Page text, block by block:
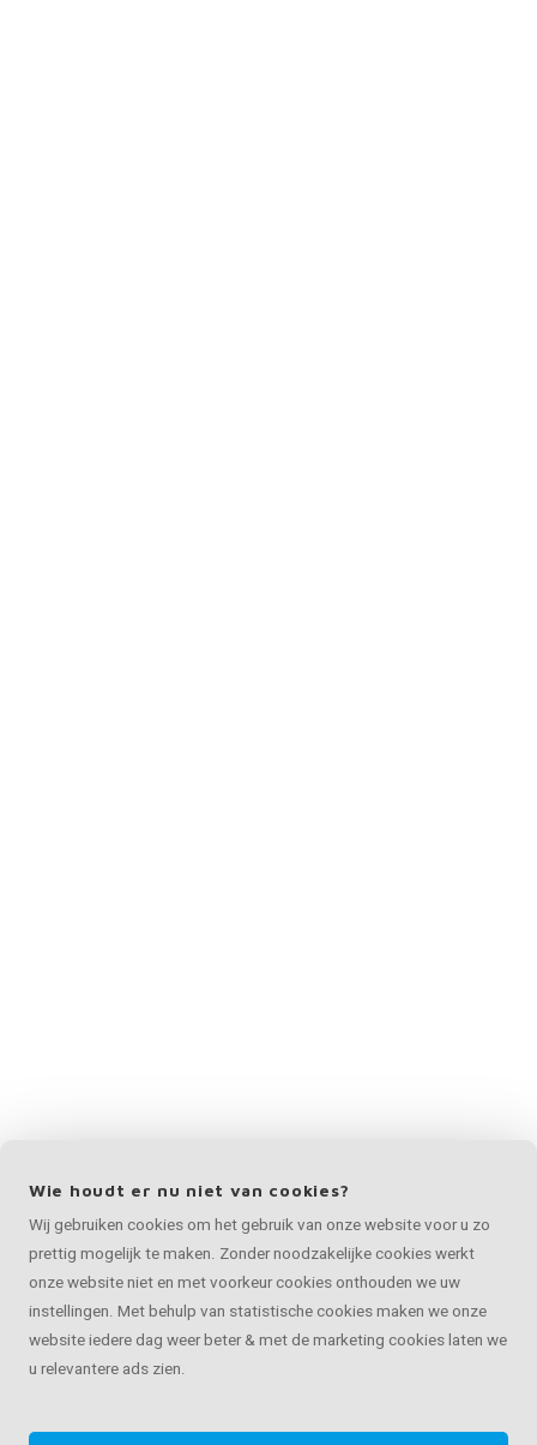
Wie houdt er nu niet van cookies?
Wij gebruiken cookies om het gebruik van onze website voor u zo
prettig mogelijk te maken. Zonder noodzakelijke cookies werkt
onze website niet en met voorkeur cookies onthouden we uw
instellingen. Met behulp van statistische cookies maken we onze
website iedere dag weer beter & met de marketing cookies laten we
u relevantere ads zien.